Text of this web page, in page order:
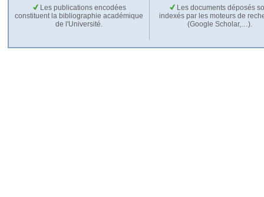
Les publications encodées
constituent la bibliographie académique
de l'Université.
Les documents déposés
indexés par les moteurs de
(Google Scholar,…).